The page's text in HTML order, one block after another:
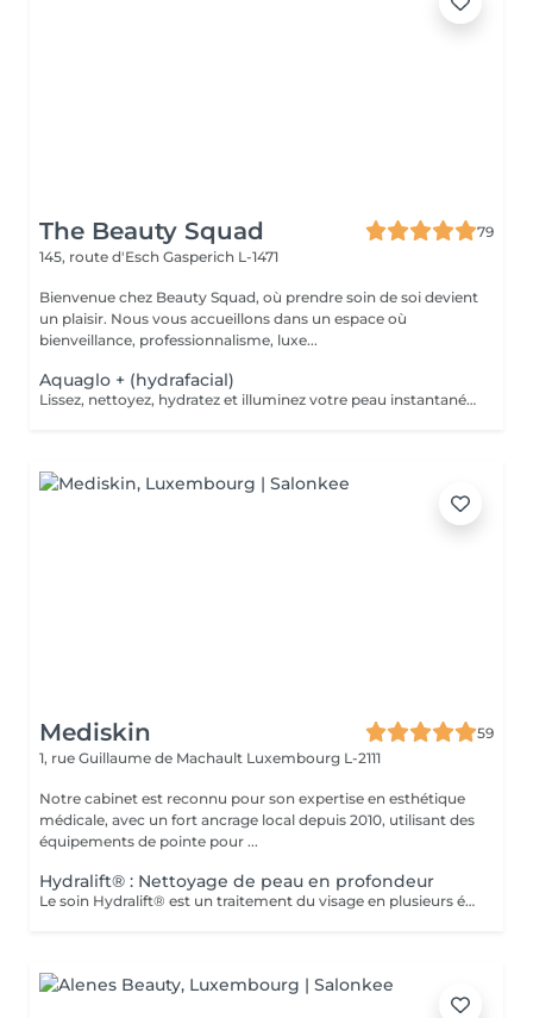
The Beauty Squad
79
145, route d'Esch Gasperich L-1471
Bienvenue chez Beauty Squad, où prendre soin de soi devient
un plaisir. Nous vous accueillons dans un espace où
bienveillance, professionnalisme, luxe...
Aquaglo + (hydrafacial)
Lissez, nettoyez, hydratez et illuminez votre peau instantanément grâce à notre soin Aquaglo+ et sa technologie exclusive. Ce soin est une véritable innovation inégalable dans la revitalisation d'une peau éclatante,Aquaglo + est 100% personnalisable en fonction de chaque état de peau. 1 soin : 145€ Forfait 5 soins : 650€
Mediskin
59
1, rue Guillaume de Machault Luxembourg L-2111
Notre cabinet est reconnu pour son expertise en esthétique
médicale, avec un fort ancrage local depuis 2010, utilisant des
équipements de pointe pour ...
Hydralift® : Nettoyage de peau en profondeur
Le soin Hydralift® est un traitement du visage en plusieurs étapes, conçu pour nettoyer, exfolier et hydrater en profondeur. Il s'agit d'une méthode de réjuvénation cutanée utilisant des agents hydratants et liftants pour améliorer l'apparence et la texture de la peau. Avantages : -Hydratation en profondeur et amélioration de l'élasticité de la peau. -Réduction des rides et des ridules. -Réduction des imperfections cutaées -Cernes Adaptabilité : -Le soin Hydralift® est adapté à tous les types de peaux et est très populaire pour ses bienfaits sur la peau. Complément de Soin: - Pour optimiser les résultats du soin et limiter l'éviction sociale, une séance de luminothérapie est incluse. Celle-ci aide à réduire les inflammations, stimuler la production de collagène et améliorer la cicatrisation de la peau. Contre-indications : -Déconseillé aux femmes enceintes ou allaitantes. Lors de la première séance, nous établirons ensemble vos objectifs et déterminerons le type de peeling le plus adapté à votre peau. Pour toute question, n'hésitez pas à nous contacter ou réserver un rendez-vous conseil gratuit.